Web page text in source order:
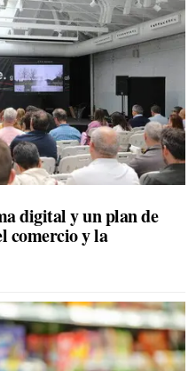
digital y un plan de
comercio y la